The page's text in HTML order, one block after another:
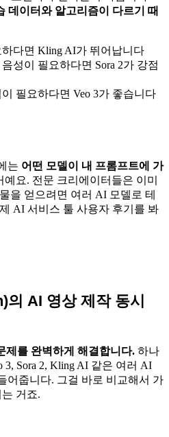
데이터와 알고리즘이 다르기 때
다면 Kling AI가 뛰어납니다
성이 필요하다면 Sora 2가 강점
필요하다면 Veo 3가 좋습니다
는 어떤 모델이 내 프롬프트에 가
예요. 전문 크리에이터들은 이미
을 얻으려면 여러 AI 모델로 테
AI 서비스 툴 사용자 후기를 봐
AI 영상 제작 동시
제를 완벽하게 해결합니다. 하나
3, Sora 2, Kling AI 같은 여러 AI
어줍니다. 그걸 바로 비교해서 가
거죠.